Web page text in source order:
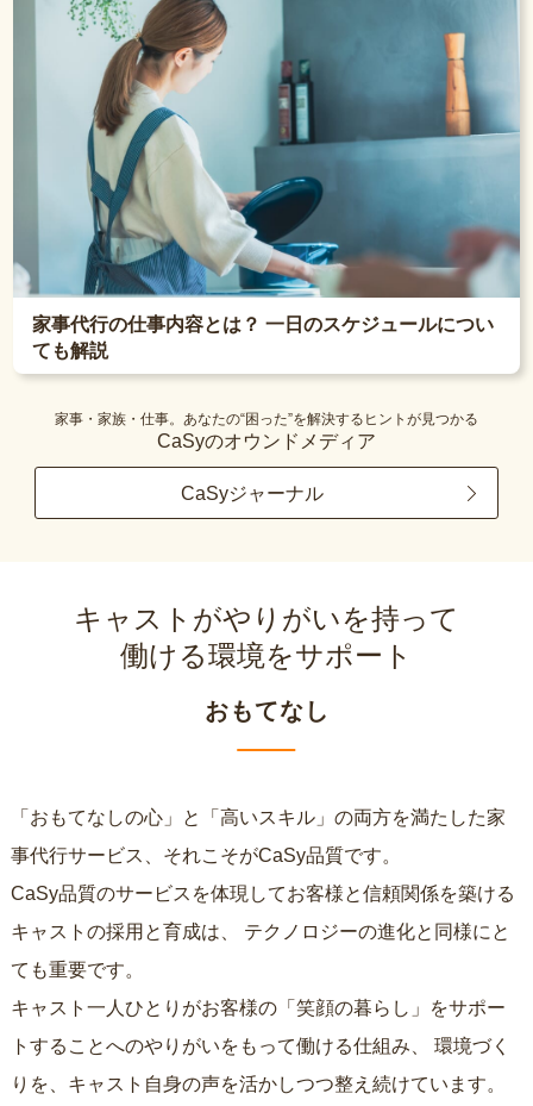
家事代行の仕事内容とは？ 一日のスケジュールについ
ても解説
家事・家族・仕事。あなたの“困った”を解決するヒントが見つかる
CaSyのオウンドメディア
CaSyジャーナル
キャストがやりがいを持って
働ける環境をサポート
おもてなし
「おもてなしの心」と「高いスキル」の両方を満たした家
事代行サービス、それこそがCaSy品質です。
CaSy品質のサービスを体現してお客様と信頼関係を築ける
キャストの採用と育成は、
ても重要です。
キャスト一人ひとりがお客様の「笑顔の暮らし」をサポー
トすることへのやりがいをもって働ける仕組み、
りを、キャスト自身の声を活かしつつ整え続けています。